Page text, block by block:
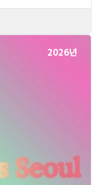
2026년